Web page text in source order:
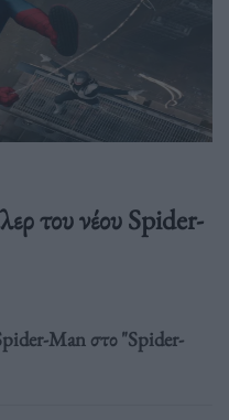
του νέου Spider-
Man στο "Spider-